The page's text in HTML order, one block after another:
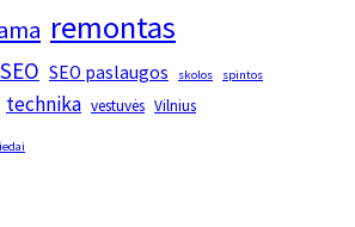
remontas
SEO SEO paslaugos skolos spintos
technika vestuvės Vilnius